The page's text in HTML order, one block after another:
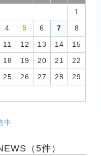
1
4 5 6 7 8
11 12 13 14 15
18 19 20 21 22
25 26 27 28 29
中
（5件）